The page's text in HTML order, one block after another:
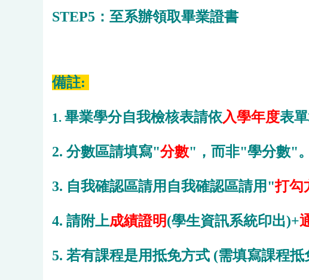
STEP5：至系辦領取畢業證書
備註:
1. 畢業學分自我檢核表請依入學年度表
2. 分數區請填寫"分數"，而非"學分數"。
3. 自我確認區請用自我確認區請用"打勾
4. 請附上成績證明(學生資訊系統印出)+
5. 若有課程是用抵免方式 (需填寫課程